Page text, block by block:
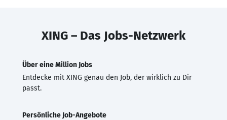
XING – Das Jobs-Netzwerk
Über eine Million Jobs
Entdecke mit XING genau den Job, der wirklich zu Dir
passt.
Persönliche Job-Angebote